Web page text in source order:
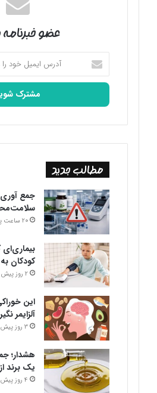
عضو
آدرس
ایمیل
خود
وارد
مطالب جدید
20 ساعت پیش
کودکان
2 روز پیش
این
آلزایمر
3 روز پیش
هشدار؛
یک برند
4 روز پیش